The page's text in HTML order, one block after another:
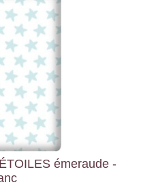
émeraude -